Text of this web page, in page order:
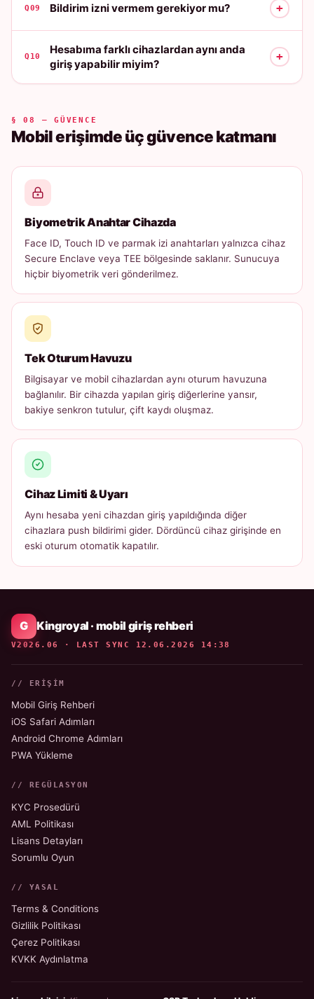
Q09 Bildirim izni vermem gerekiyor mu? +
Q10
Hesabıma farklı cihazlardan aynı anda
giriş yapabilir miyim?
+
§ 08 — GÜVENCE
Mobil erişimde üç güvence katmanı
Biyometrik Anahtar Cihazda
Face ID, Touch ID ve parmak izi anahtarları yalnızca cihaz
Secure Enclave veya TEE bölgesinde saklanır. Sunucuya
hiçbir biyometrik veri gönderilmez.
Tek Oturum Havuzu
Bilgisayar ve mobil cihazlardan aynı oturum havuzuna
bağlanılır. Bir cihazda yapılan giriş diğerlerine yansır,
bakiye senkron tutulur, çift kaydı oluşmaz.
Cihaz Limiti & Uyarı
Aynı hesaba yeni cihazdan giriş yapıldığında diğer
cihazlara push bildirimi gider. Dördüncü cihaz girişinde en
eski oturum otomatik kapatılır.
Kingroyal · mobil giriş rehberi
V2026.06 · LAST SYNC 12.06.2026 14:38
// ERIŞIM
Mobil Giriş Rehberi
iOS Safari Adımları
Android Chrome Adımları
PWA Yükleme
// REGÜLASYON
KYC Prosedürü
AML Politikası
Lisans Detayları
Sorumlu Oyun
// YASAL
Terms & Conditions
Gizlilik Politikası
Çerez Politikası
KVKK Aydınlatma